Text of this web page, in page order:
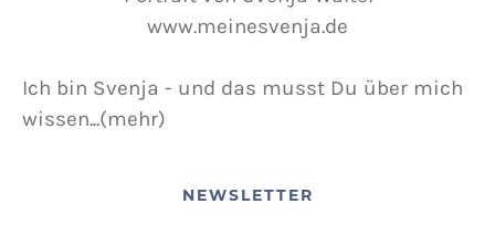
Ich bin Svenja - und das musst Du über mich
wissen...(mehr)
NEWSLETTER